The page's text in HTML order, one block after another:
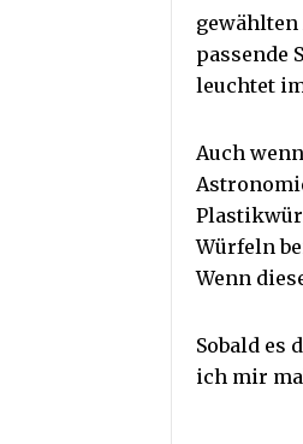
passende
leuchtet
Auch
Würfeln
Wenn
Sobald es
ich mir